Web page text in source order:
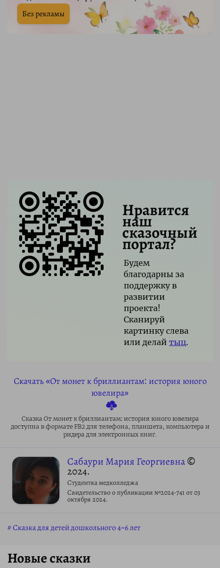
Без рекламы
Нравится
наш
сказочный
портал?
Будем
благодарны за
поддержку в
развитии
проекта!
Сканируй
картинку слева
или делай тыц.
Скачать «От монет к бриллиантам: история юного
ювелира»
Сказка От монет к бриллиантам: история юного ювелира
доступна в формате FB2 для телефона, планшета, компьютера и
ридера для электронных книг.
Сабаури Мария Георгиевна©
2024.
Студентка медколледжа
Свидетельство о публикации №2024-741 от 03
октября 2024.
Сказка для детей дошкольного 4–6 лет
Новые сказки